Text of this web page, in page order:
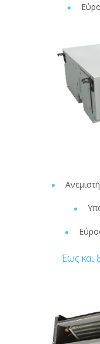
Έως και